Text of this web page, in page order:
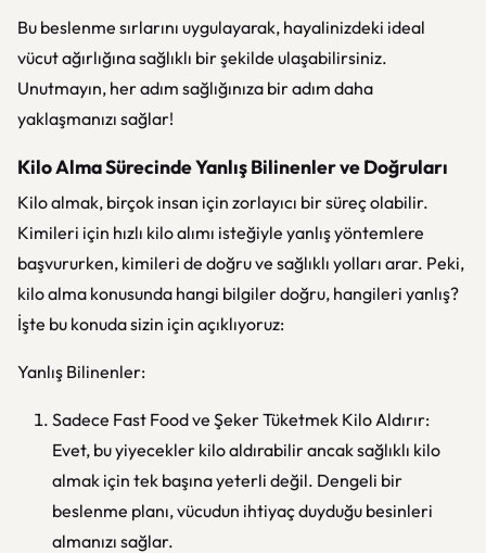
Bu beslenme sırlarını uygulayarak, hayalinizdeki ideal
vücut ağırlığına sağlıklı bir şekilde ulaşabilirsiniz.
Unutmayın, her adım sağlığınıza bir adım daha
yaklaşmanızı sağlar!
Kilo Alma Sürecinde Yanlış Bilinenler ve Doğruları
Kilo almak, birçok insan için zorlayıcı bir süreç olabilir.
Kimileri için hızlı kilo alımı isteğiyle yanlış yöntemlere
başvururken, kimileri de doğru ve sağlıklı yolları arar. Peki,
kilo alma konusunda hangi bilgiler doğru, hangileri yanlış?
İşte bu konuda sizin için açıklıyoruz:
Yanlış Bilinenler:
Sadece Fast Food ve Şeker Tüketmek Kilo Aldırır:
Evet, bu yiyecekler kilo aldırabilir ancak sağlıklı kilo
almak için tek başına yeterli değil. Dengeli bir
beslenme planı, vücudun ihtiyaç duyduğu besinleri
almanızı sağlar.